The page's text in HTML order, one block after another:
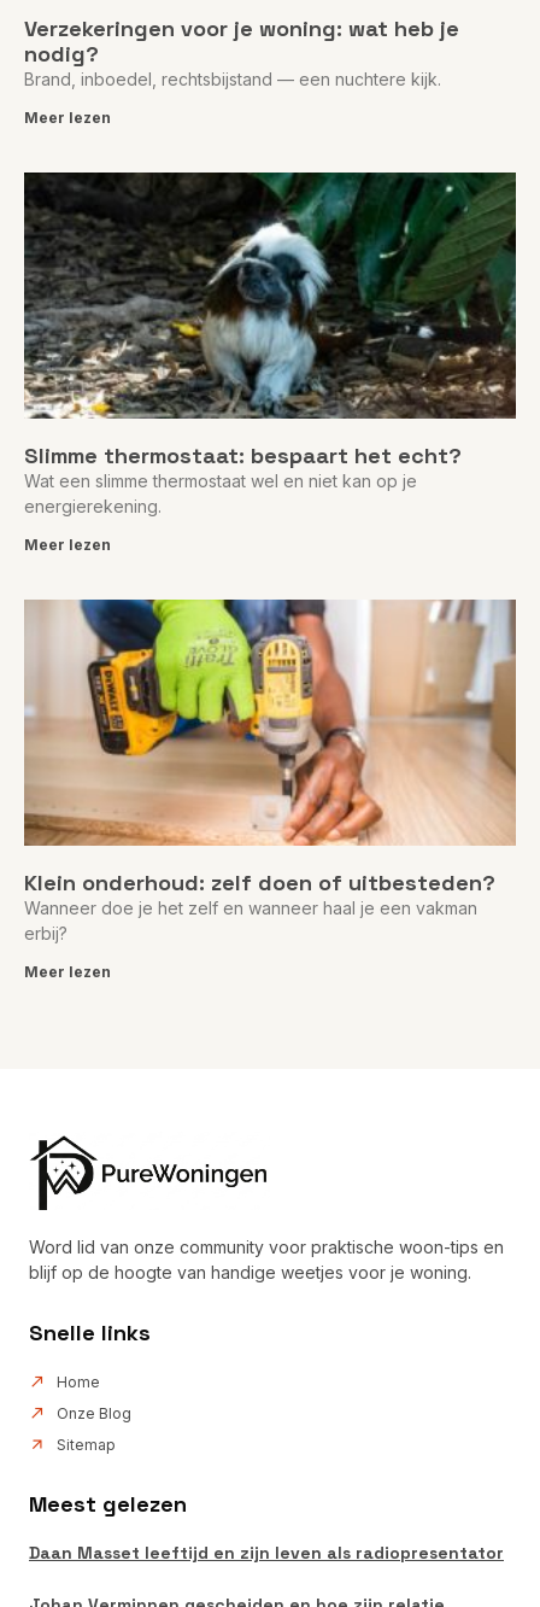
Verzekeringen voor je woning: wat heb je
nodig?
Brand, inboedel, rechtsbijstand — een nuchtere kijk.
Meer lezen
Slimme thermostaat: bespaart het echt?
Wat een slimme thermostaat wel en niet kan op je
energierekening.
Meer lezen
Klein onderhoud: zelf doen of uitbesteden?
Wanneer doe je het zelf en wanneer haal je een vakman
erbij?
Meer lezen
Word lid van onze community voor praktische woon-tips en
blijf op de hoogte van handige weetjes voor je woning.
Snelle links
Home
Onze Blog
Sitemap
Meest gelezen
Daan Masset leeftijd en zijn leven als radiopresentator